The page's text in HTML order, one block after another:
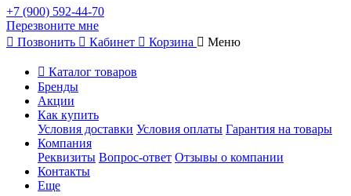
+7 (900) 592-44-70
Перезвоните мне
Позвонить
Кабинет Корзина Меню
Каталог товаров
Бренды
Акции
Как купить
Условия доставки Условия оплаты Гарантия на товары
Компания
Реквизиты Вопрос-ответ Отзывы о компании
Контакты
Еще